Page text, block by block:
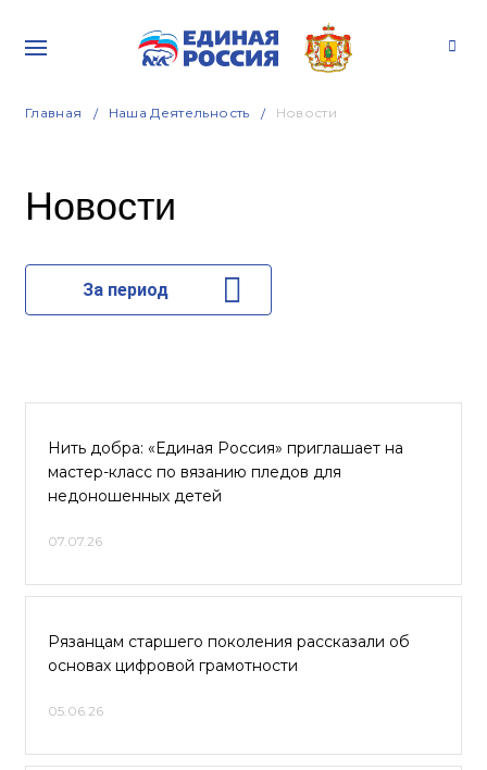
Главная Наша Деятельность Новости
Новости
За период
Нить добра: «Единая Россия» приглашает на
мастер-класс по вязанию пледов для
недоношенных детей
07.07.26
Рязанцам старшего поколения рассказали об
основах цифровой грамотности
05.06.26